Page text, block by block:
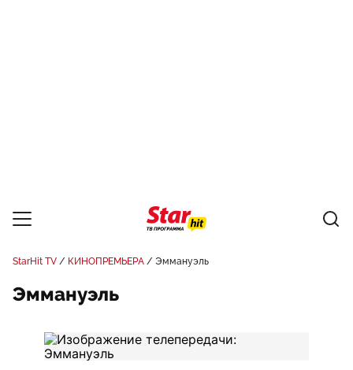
StarHit TV КИНОПРЕМЬЕРА Эммануэль
Эммануэль